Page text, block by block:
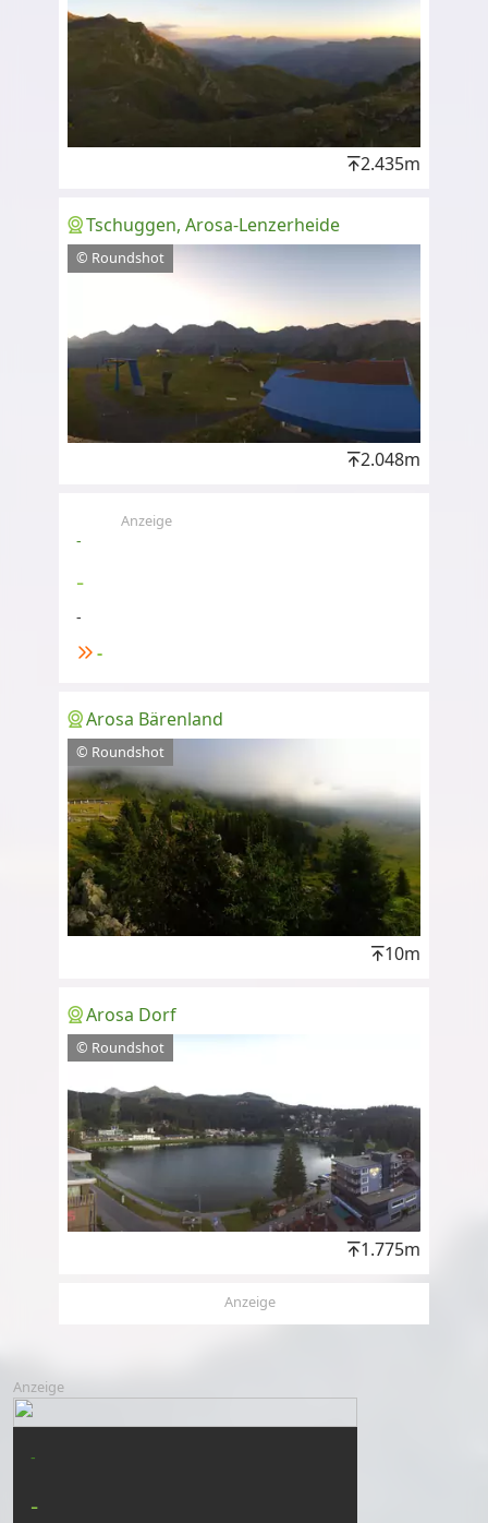
2.435m
Tschuggen, Arosa-Lenzerheide
© Roundshot
2.048m
Anzeige
-
-
-
-
Arosa Bärenland
© Roundshot
10m
Arosa Dorf
© Roundshot
1.775m
Anzeige
Anzeige
-
-